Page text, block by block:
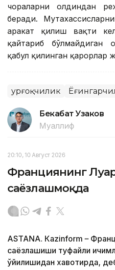
чораларни олдиндан
беради.
ҳаракат қилиш вақти
қайтариб бўлмайдиган
қабул қилинган қарорлар
Қурғоқчилик
Бекабат Узаков
Муаллиф
20:10, 10 Август 2026
Франциянинг
саёзлашмоқда
ASTANА. Кazinform –
саёзлашиши туфайли
қўйилишидан хавотирда,